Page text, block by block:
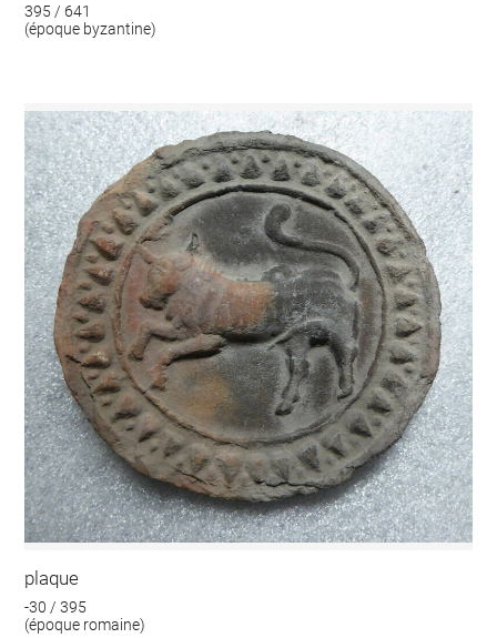
395 / 641
(époque byzantine)
plaque
-30 / 395
(époque romaine)